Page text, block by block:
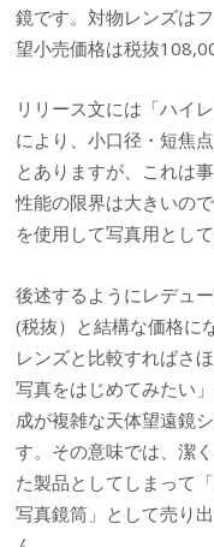
鏡です。対物レンズは
望小売価格は税抜
リリース文には「ハイ
により、小口径・短焦
とありますが、これは
性能の限界は大きいの
を使用して写真用とし
後述するようにレデュ
(税抜）と結構な価格に
レンズと比較すればさ
写真をはじめてみたい
成が複雑な天体望遠鏡
す。その意味では、潔
た製品としてしまって
写真鏡筒」として売り